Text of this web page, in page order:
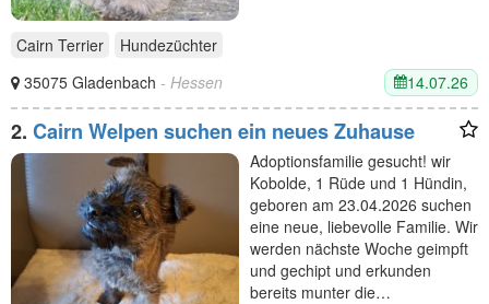
Cairn Terrier
Hundezüchter
35075 Gladenbach - Hessen 14.07.26
2. Cairn Welpen suchen ein neues Zuhause
Adoptionsfamilie gesucht! wir
Kobolde, 1 Rüde und 1 Hündin,
geboren am 23.04.2026 suchen
eine neue, liebevolle Familie. Wir
werden nächste Woche geimpft
und gechipt und erkunden
bereits munter die…